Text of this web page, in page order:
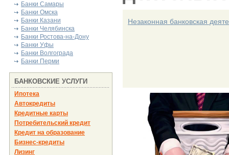
Банки Самары
Банки Омска
Банки Казани
Банки Челябинска
Банки Ростова-на-Дону
Банки Уфы
Банки Волгограда
Банки Перми
БАНКОВСКИЕ УСЛУГИ
Ипотека
Автокредиты
Кредитные карты
Потребительский кредит
Кредит на образование
Бизнес-кредиты
Лизинг
Незаконная банковская